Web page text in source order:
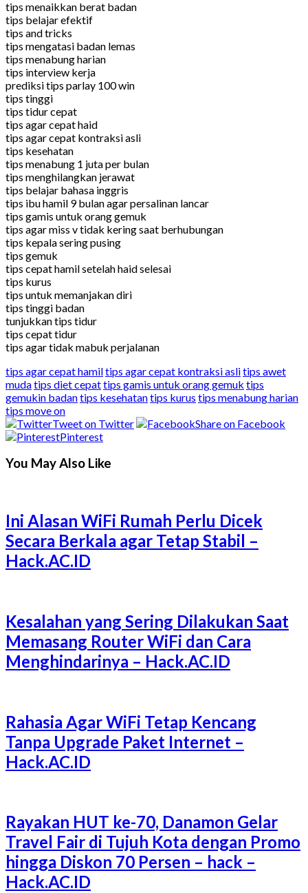
tips menaikkan berat badan
tips belajar efektif
tips and tricks
tips mengatasi badan lemas
tips menabung harian
tips interview kerja
prediksi tips parlay 100 win
tips tinggi
tips tidur cepat
tips agar cepat haid
tips agar cepat kontraksi asli
tips kesehatan
tips menabung 1 juta per bulan
tips menghilangkan jerawat
tips belajar bahasa inggris
tips ibu hamil 9 bulan agar persalinan lancar
tips gamis untuk orang gemuk
tips agar miss v tidak kering saat berhubungan
tips kepala sering pusing
tips gemuk
tips cepat hamil setelah haid selesai
tips kurus
tips untuk memanjakan diri
tips tinggi badan
tunjukkan tips tidur
tips cepat tidur
tips agar tidak mabuk perjalanan
tips agar cepat hamiltips agar cepat kontraksi aslitips awet
mudatips diet cepattips gamis untuk orang gemuk tips
gemukin badantips kesehatantips kurus tips menabung harian
tips move on
Tweet on Twitter
Share on Facebook
Pinterest
You May Also Like
Ini Alasan WiFi Rumah Perlu Dicek
Secara Berkala agar Tetap Stabil –
Hack.AC.ID
Kesalahan yang Sering Dilakukan Saat
Memasang Router WiFi dan Cara
Menghindarinya – Hack.AC.ID
Rahasia Agar WiFi Tetap Kencang
Tanpa Upgrade Paket Internet –
Hack.AC.ID
Rayakan HUT ke-70, Danamon Gelar
Travel Fair di Tujuh Kota dengan Promo
hingga Diskon 70 Persen – hack –
Hack.AC.ID